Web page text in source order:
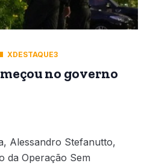
XDESTAQUE3
no governo
Alessandro Stefanutto,
da Operação Sem